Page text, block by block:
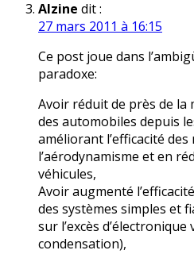
Alzine dit :
27 mars 2011 à 16:15
Ce post joue dans
paradoxe:
Avoir réduit de près de la
des automobiles depuis
améliorant l’efficacité
l’aérodynamisme et en
véhicules,
Avoir augmenté
des systèmes simples et
sur l’excès
condensation),